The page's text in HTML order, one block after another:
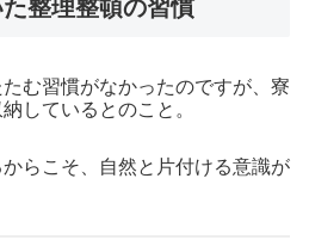
整理整頓の習慣
む習慣がなかったのですが、寮
しているとのこと。
らこそ、自然と片付ける意識が